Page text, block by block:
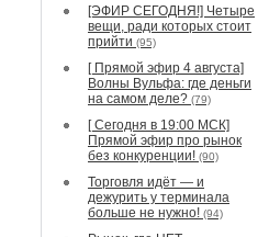
[ЭФИР СЕГОДНЯ!] Четыре
вещи, ради которых стоит
прийти (95)
[ Прямой эфир 4 августа]
Волны Вульфа: где деньги
на самом деле? (79)
[ Сегодня в 19:00 МСК]
Прямой эфир про рынок
без конкуренции! (90)
Торговля идёт — и
дежурить у терминала
больше не нужно! (94)